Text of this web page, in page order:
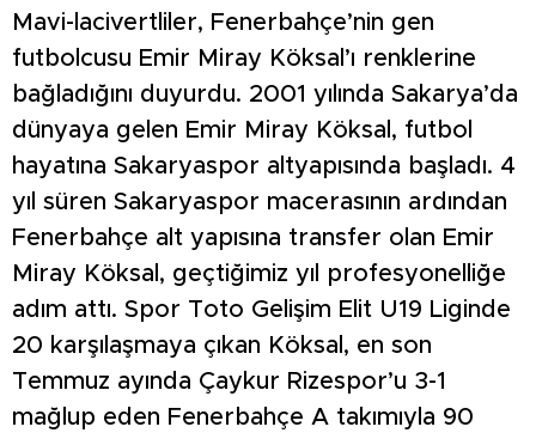
Mavi-lacivertliler, Fenerbahçe’nin gen
futbolcusu Emir Miray Köksal’ı renklerine
bağladığını duyurdu. 2001 yılında Sakarya’da
dünyaya gelen Emir Miray Köksal, futbol
hayatına Sakaryaspor altyapısında başladı. 4
yıl süren Sakaryaspor macerasının ardından
Fenerbahçe alt yapısına transfer olan Emir
Miray Köksal, geçtiğimiz yıl profesyonelliğe
adım attı. Spor Toto Gelişim Elit U19 Liginde
20 karşılaşmaya çıkan Köksal, en son
Temmuz ayında Çaykur Rizespor’u 3-1
mağlup eden Fenerbahçe A takımıyla 90